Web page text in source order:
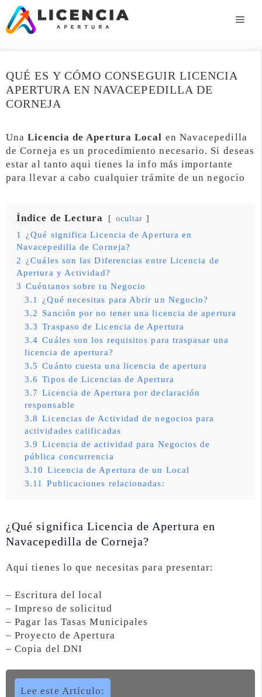
Saltar
contenido
QUÉ ES Y CÓMO CONSEGUIR LICENCIA
APERTURA EN NAVACEPEDILLA DE
CORNEJA
UnaLicencia de Apertura Local en Navacepedilla
de Corneja es un procedimiento necesario. Si deseas
estar al tanto aqui tienes la info más importante
para llevar a cabo cualquier trámite de un negocio
Índice de Lectura ocultar
1
¿Qué significa Licencia de Apertura en
Navacepedilla de Corneja?
2 ¿Cuáles son las Diferencias entre Licencia de
Apertura y Actividad?
3 Cuéntanos sobre tu Negocio
3.1
¿Qué necesitas para Abrir un Negocio?
3.2 Sanción por no tener una licencia de apertura
3.3 Traspaso de Licencia de Apertura
3.4 Cuáles son los requisitos para traspasar una
licencia de apertura?
3.5 Cuánto cuesta una licencia de apertura
3.6 Tipos de Licencias de Apertura
3.7 Licencia de Apertura por declaración
responsable
3.8 Licencias de Actividad de negocios para
actividades calificadas
3.9 Licencia de actividad para Negocios de
pública concurrencia
3.10 Licencia de Apertura de un Local
3.11
Publicaciones relacionadas:
¿Qué significa Licencia de Apertura en
Navacepedilla de Corneja?
Aqui tienes lo que necesitas para presentar:
– Escritura del local
– Impreso de solicitud
– Pagar las Tasas Municipales
– Proyecto de Apertura
– Copia del DNI
Lee este Artículo: